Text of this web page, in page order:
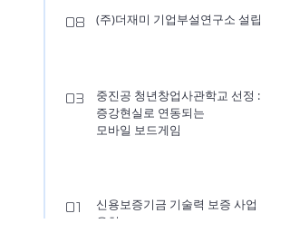
08 (주)더재미 기업부설연구소 설립
03
중진공 청년창업사관학교 선정 :
증강현실로 연동되는
​모바일 보드게임
01
신용보증기금 기술력 보증 사업
유치